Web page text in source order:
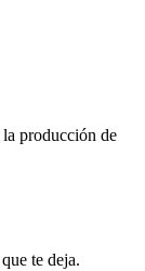
producción de
te deja.